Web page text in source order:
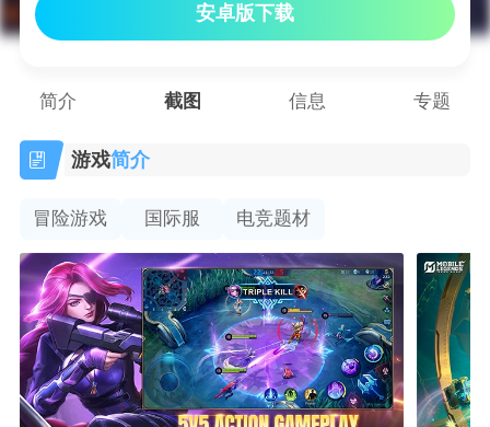
安卓版下载
简介 截图 信息 专题
游戏简介
冒险游戏 国际服 电竞题材